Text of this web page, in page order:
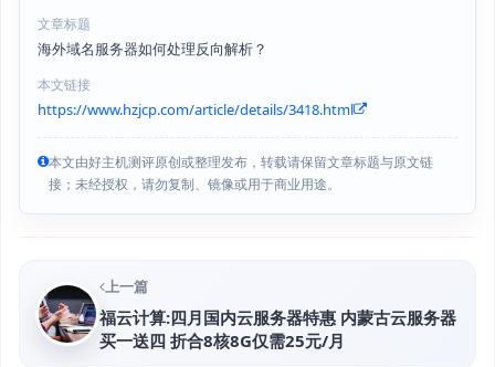
文章标题
海外域名服务器如何处理反向解析？
本文链接
https://www.hzjcp.com/article/details/3418.html
本文由好主机测评原创或整理发布，转载请保留文章标题与原文链
接；未经授权，请勿复制、镜像或用于商业用途。
上一篇
福云计算:四月国内云服务器特惠 内蒙古云服务器
买一送四 折合8核8G仅需25元/月